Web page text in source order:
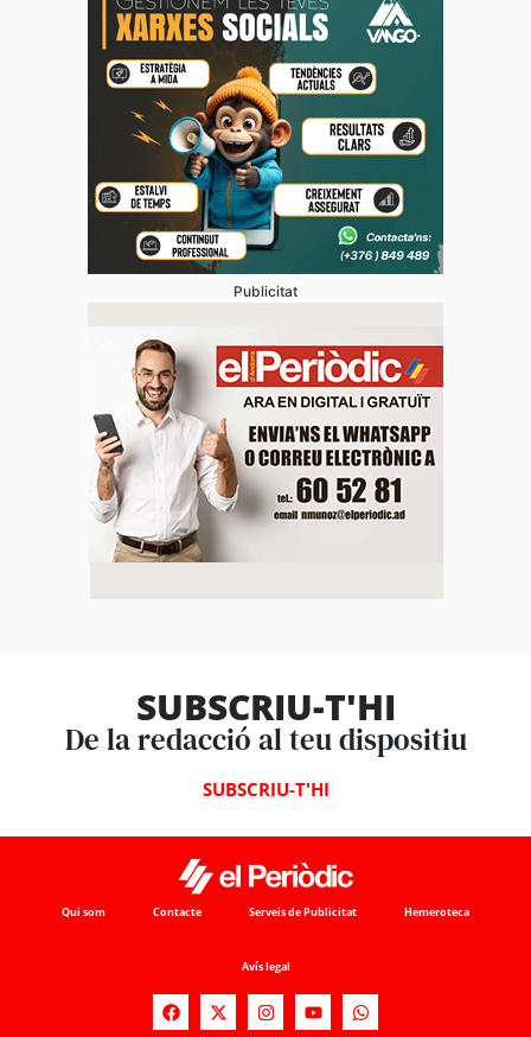
Publicitat
SUBSCRIU-T'HI
De la redacció al teu dispositiu
SUBSCRIU-T'HI
Qui som Contacte Serveis de Publicitat Hemeroteca
Avís legal